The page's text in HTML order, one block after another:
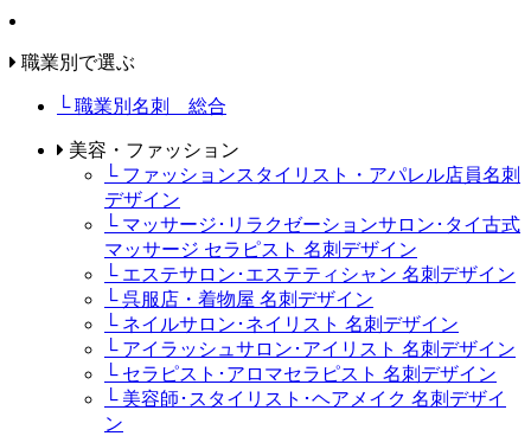
職業別で選ぶ
└ 職業別名刺 総合
美容・ファッション
└ ファッションスタイリスト・アパレル店員名刺
デザイン
└ マッサージ･リラクゼーションサロン･タイ古式
マッサージ セラピスト 名刺デザイン
└ エステサロン･エステティシャン 名刺デザイン
└ 呉服店・着物屋 名刺デザイン
└ ネイルサロン･ネイリスト 名刺デザイン
└ アイラッシュサロン･アイリスト 名刺デザイン
└ セラピスト･アロマセラピスト 名刺デザイン
└ 美容師･スタイリスト･ヘアメイク 名刺デザイ
ン